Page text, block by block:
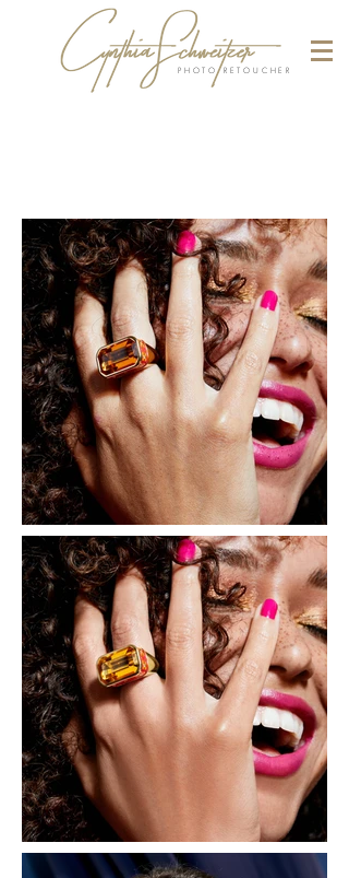
PHOTO RETOUCHER